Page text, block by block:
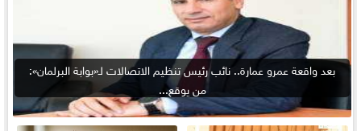
بعد واقعة عمرو عمارة.. نائب رئيس تنظيم الاتصالات لـ«بوابة البرلمان»:
من يوقع...